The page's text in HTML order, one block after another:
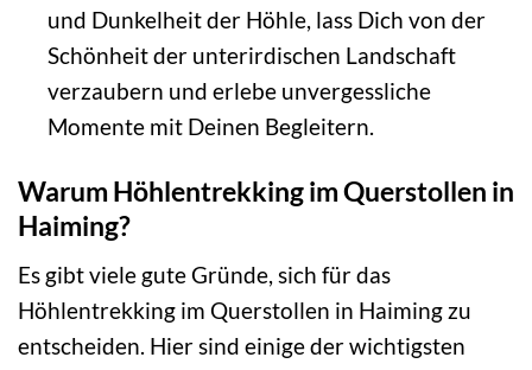
und Dunkelheit der Höhle, lass Dich von der
Schönheit der unterirdischen Landschaft
verzaubern und erlebe unvergessliche
Momente mit Deinen Begleitern.
Warum Höhlentrekking im Querstollen in
Haiming?
Es gibt viele gute Gründe, sich für das
Höhlentrekking im Querstollen in Haiming zu
entscheiden. Hier sind einige der wichtigsten